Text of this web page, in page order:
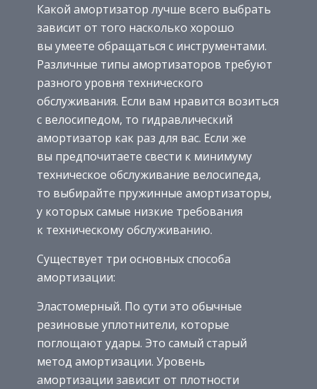
Какой амортизатор лучше всего выбрать
зависит от того насколько хорошо
вы умеете обращаться с инструментами.
Различные типы амортизаторов требуют
разного уровня технического
обслуживания. Если вам нравится возиться
с велосипедом, то гидравлический
амортизатор как раз для вас. Если же
вы предпочитаете свести к минимуму
техническое обслуживание велосипеда,
то выбирайте пружинные амортизаторы,
у которых самые низкие требования
к техническому обслуживанию.
Существует три основных способа
амортизации:
Эластомерный. По сути это обычные
резиновые уплотнители, которые
поглощают удары. Это самый старый
метод амортизации. Уровень
амортизации зависит от плотности